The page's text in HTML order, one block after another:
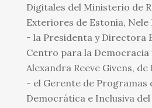
Digitales del Ministerio de
Exteriores de Estonia, Nele
- la Presidenta y Directora
Centro para la Democracia
Alexandra Reeve Givens,
- el Gerente de Programas
Democrática e Inclusiva